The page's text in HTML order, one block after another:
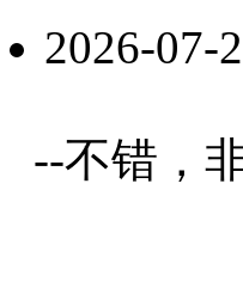
2026-07-
--不错，